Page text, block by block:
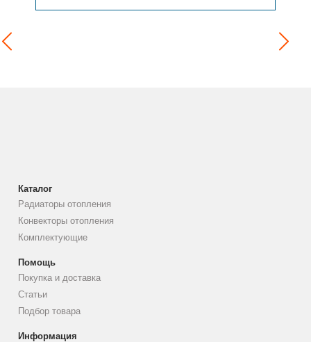
Каталог
Радиаторы отопления
Конвекторы отопления
Комплектующие
Помощь
Покупка и доставка
Статьи
Подбор товара
Информация